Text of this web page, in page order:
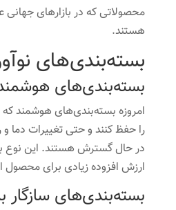
محصولاتی که در بازارهای
هستند.
بسته‌بندی‌های
بسته‌بندی‌های
امروزه بسته‌بندی‌های هوشمند
را حفظ کنند و حتی تغییرات دما
در حال گسترش هستند. این نوع
ارزش افزوده زیادی برای محصول
بسته‌بندی‌های